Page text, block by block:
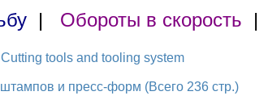
| Обороты в скорость |
tools and tooling system
и пресс-форм (Всего 236 стр.)